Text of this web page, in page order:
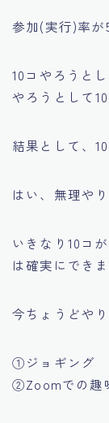
参加(実行)率が
10コやろうと
やろうとして
結果として、
はい、無理や
いきなり10コ
は確実にできま
今ちょうどや
①ジョギング
②Zoomでの趣